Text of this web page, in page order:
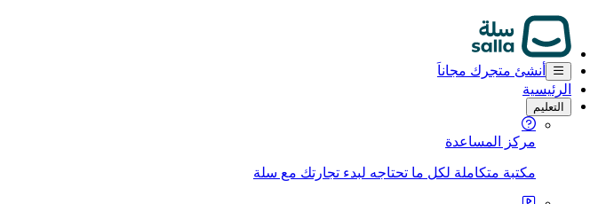
أنشئ متجرك مجاناَ
الرئيسية
التعليم
مركز المساعدة
مكتبة متكاملة لكل ما تحتاجه لبدء تجارتك مع سلة